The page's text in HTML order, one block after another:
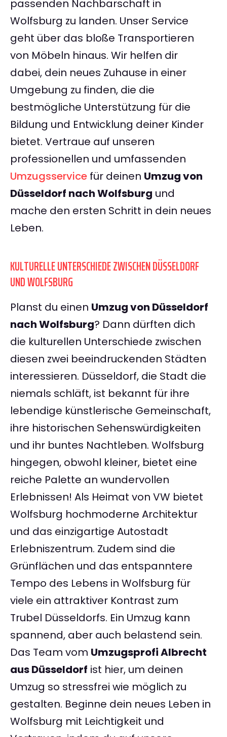
passenden Nachbarschaft in
Wolfsburg zu landen. Unser Service
geht über das bloße Transportieren
von Möbeln hinaus. Wir helfen dir
dabei, dein neues Zuhause in einer
Umgebung zu finden, die die
bestmögliche Unterstützung für die
Bildung und Entwicklung deiner Kinder
bietet. Vertraue auf unseren
professionellen und umfassenden
Umzugsservice für deinen Umzug von
Düsseldorf nach Wolfsburg und
mache den ersten Schritt in dein neues
Leben.
KULTURELLE UNTERSCHIEDE ZWISCHEN DÜSSELDORF
UND WOLFSBURG
Planst du einen Umzug von Düsseldorf
nach Wolfsburg? Dann dürften dich
die kulturellen Unterschiede zwischen
diesen zwei beeindruckenden Städten
interessieren. Düsseldorf, die Stadt die
niemals schläft, ist bekannt für ihre
lebendige künstlerische Gemeinschaft,
ihre historischen Sehenswürdigkeiten
und ihr buntes Nachtleben. Wolfsburg
hingegen, obwohl kleiner, bietet eine
reiche Palette an wundervollen
Erlebnissen! Als Heimat von VW bietet
Wolfsburg hochmoderne Architektur
und das einzigartige Autostadt
Erlebniszentrum. Zudem sind die
Grünflächen und das entspanntere
Tempo des Lebens in Wolfsburg für
viele ein attraktiver Kontrast zum
Trubel Düsseldorfs. Ein Umzug kann
spannend, aber auch belastend sein.
Das Team vom Umzugsprofi Albrecht
aus Düsseldorf ist hier, um deinen
Umzug so stressfrei wie möglich zu
gestalten. Beginne dein neues Leben in
Wolfsburg mit Leichtigkeit und